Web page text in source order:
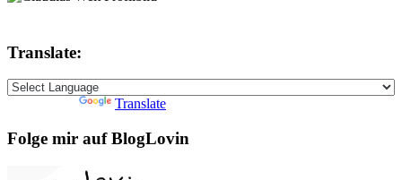
Translate:
Translate
Folge mir auf BlogLovin